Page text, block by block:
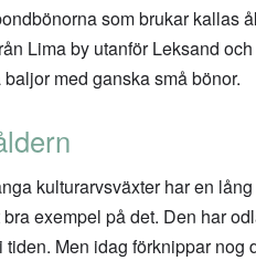
som brukar
Lima by utanför Leksand
med ganska små bönor.
kulturarvsväxter har en
exempel på det. Den har
Men idag förknippar